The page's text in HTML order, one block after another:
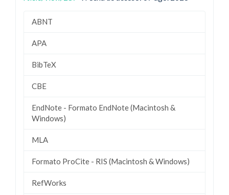
ABNT
APA
BibTeX
CBE
EndNote - Formato EndNote (Macintosh &
Windows)
MLA
Formato ProCite - RIS (Macintosh & Windows)
RefWorks